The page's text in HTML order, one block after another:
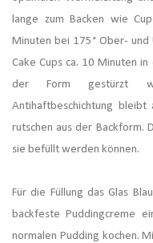
lange zum Backen wie
Minuten bei 175° Ober- und
Cake Cups ca. 10 Minuten
der Form gestürzt
Antihaftbeschichtung bleibt
rutschen aus der Backform.
sie befüllt werden können.
Für die Füllung das Glas
backfeste Puddingcreme
normalen Pudding kochen.